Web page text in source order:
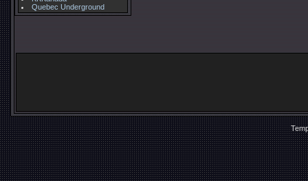
Quebec Underground